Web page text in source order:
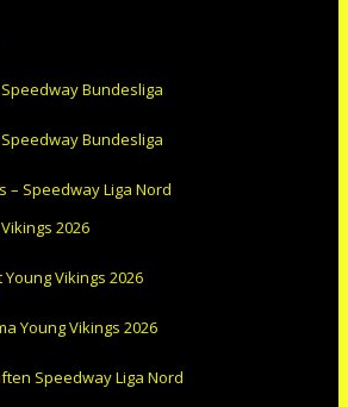
Bundesliga
Bundesliga
– Speedway Liga Nord
2026
Vikings 2026
Young Vikings 2026
Speedway Liga Nord